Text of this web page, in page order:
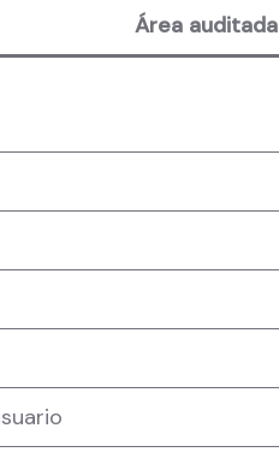
Área auditada